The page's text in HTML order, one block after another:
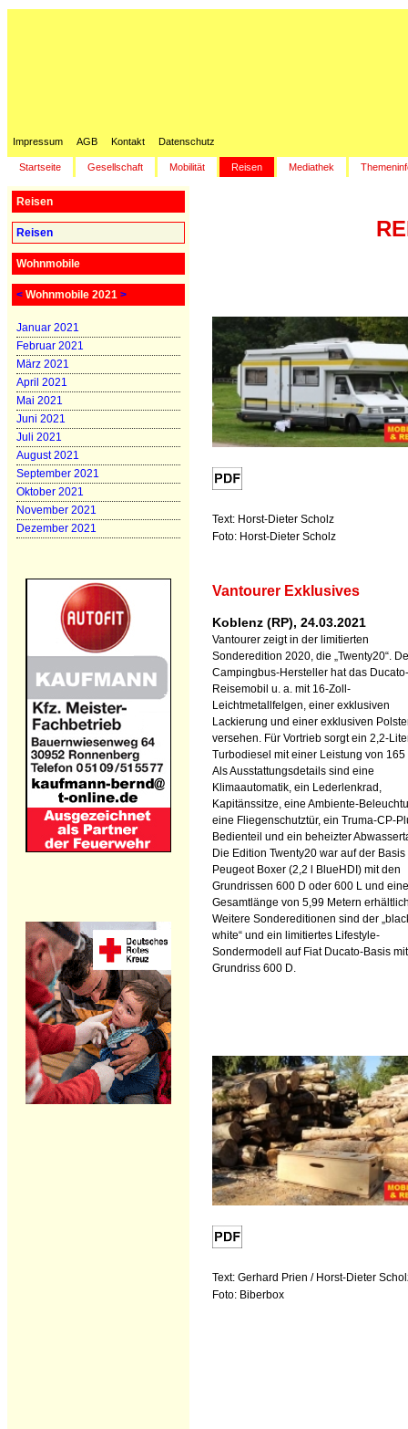
Impressum AGB Kontakt Datenschutz
Startseite Gesellschaft Mobilität Reisen Mediathek
Reisen
Reisen
Wohnmobile
< Wohnmobile 2021 >
Januar 2021
Februar 2021
März 2021
April 2021
Mai 2021
Juni 2021
Juli 2021
August 2021
September 2021
Oktober 2021
November 2021
Dezember 2021
Text: Horst-Dieter Scholz
Foto: Horst-Dieter Scholz
Vantourer Exklusives
Koblenz (RP), 24.03.2021
Vantourer zeigt in der limitierten
Sonderedition 2020, die „Twenty20“.
Campingbus-Hersteller hat das Ducato-
Reisemobil u. a. mit 16-Zoll-
Leichtmetallfelgen, einer exklusiven
Lackierung und einer exklusiven
versehen. Für Vortrieb sorgt ein 2,2-
Turbodiesel mit einer Leistung von 165
Als Ausstattungsdetails sind eine
Klimaautomatik, ein Lederlenkrad,
Kapitänssitze, eine Ambiente-
eine Fliegenschutztür, ein Truma-CP-
Bedienteil und ein beheizter
Die Edition Twenty20 war auf der Basis
Peugeot Boxer (2,2 l BlueHDI) mit den
Grundrissen 600 D oder 600 L und
Gesamtlänge von 5,99 Metern
Weitere Sondereditionen sind der
white“ und ein limitiertes Lifestyle-
Sondermodell auf Fiat Ducato-Basis
Grundriss 600 D.
Text: Gerhard Prien / Horst-Dieter
Foto: Biberbox